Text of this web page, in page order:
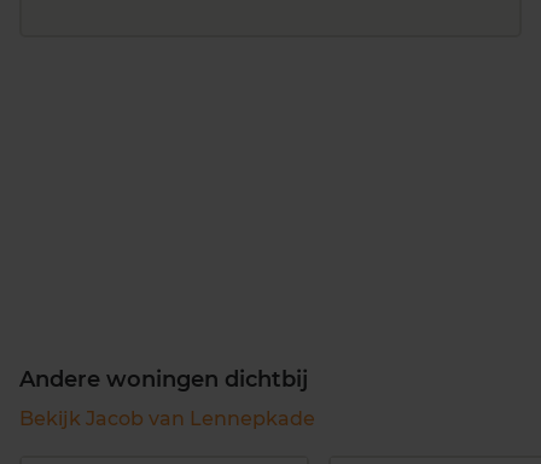
Andere woningen dichtbij
Bekijk Jacob van Lennepkade